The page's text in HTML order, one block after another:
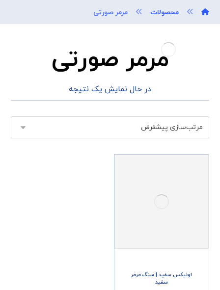
محصولات مرمر صورتی
مرمر صورتی
در حال نمایش یک نتیجه
اونیکس سفید | سنگ مرمر
سفید